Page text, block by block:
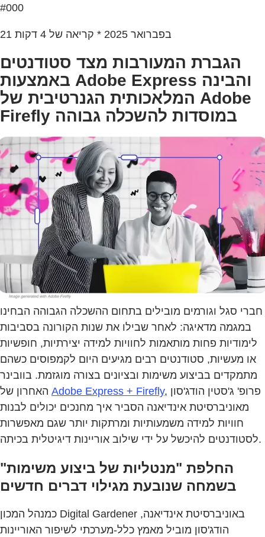
#000
21 בפברואר 2025 * קריאה של 4 דקות
הגברת המעורבות מצד סטודנטים
באמצעות Adobe Express והבינה
המלאכותית הגנרטיבית של Adobe
Firefly במוסדות להשכלה גבוהה
חברי סגל וגורמים מובילים בתחום ההשכלה הגבוהה הבחינו
במגמה מדאיגה: לאחר שבילו את שנות הקורונה בסביבות
לימודיות פחות מותאמות לחוויות למידה יצירתיות, חופשיות
או מעשיות, סטודנטים רבים מגיעים היום לקמפוסים כשהם
מתמקדים בביצוע משימות ובציונים בצורה מוגזמת. בוובינר
Adobe Express + Firefly, פרופ' ג'סטין הודג'סון
מאוניברסיטת אינדיאנה הסביר איך מחנכים יכולים לבנות
חוויות למידה משמעותיות ומרתקות יותר שגם מאפשרות
לסטודנטים להיכשל על ידי שילוב אוריינות דיגיטלית בכיתה.
החלפת "מנטליות של ביצוע משימות"
בשמחה שנובעת מגילוי דברים חדשים
כמנהל המכון Digital Gardener באוניברסיטת אינדיאנה,
הודג'סון מוביל מאמץ כלל-מערכתי לשיפור האוריינות